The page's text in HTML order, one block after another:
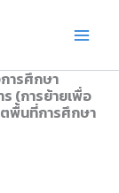
ารศึกษา
(การย้ายเพื่อ
พื้นที่การศึกษา